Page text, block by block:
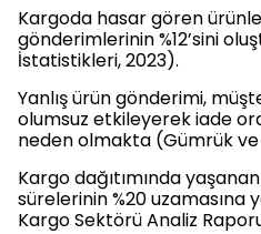
Kargoda hasar gören
gönderimlerinin %12’sini
İstatistikleri, 2023).
Yanlış ürün gönderimi,
olumsuz etkileyerek iade
neden olmakta (Gümrük ve
Kargo dağıtımında
sürelerinin %20 uzamasına
Kargo Sektörü Analiz